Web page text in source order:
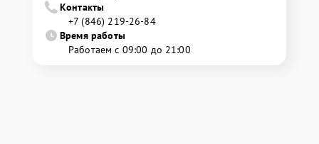
Контакты
+7 (846) 219-26-84
Время работы
Работаем с 09:00 до 21:00